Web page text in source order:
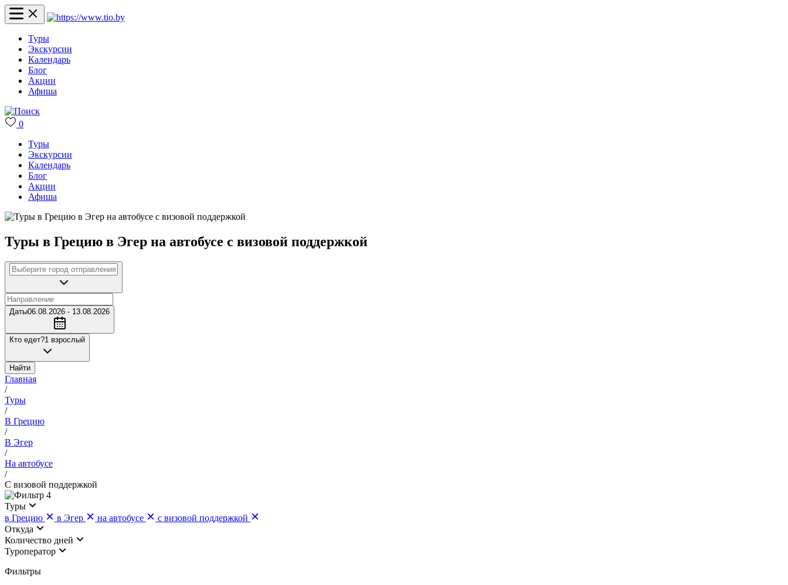
Туры
Экскурсии
Календарь
Блог
Акции
Афиша
0
Туры
Экскурсии
Календарь
Блог
Акции
Афиша
Туры в Грецию в Эгер на автобусе с визовой поддержкой
Даты06.08.2026 - 13.08.2026
Кто едет?1 взрослый
Найти
Главная
/
Туры
/
В Грецию
/
В Эгер
/
На автобусе
/
С визовой поддержкой
4
Туры
в Грецию
в Эгер на автобусе
с визовой поддержкой
Откуда
Количество дней
Туроператор
Фильтры